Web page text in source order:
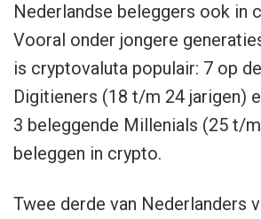
Nederlandse beleggers ook in
Vooral onder jongere
is cryptovaluta populair: 7 op
Digitieners (18 t/m 24 jarigen)
3 beleggende Millenials (25 t/
beleggen in crypto.
Twee derde van Nederlanders